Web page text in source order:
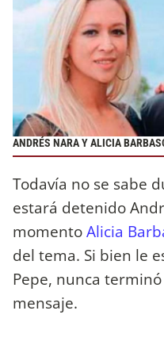
ANDRÉS NARA Y ALICIA
Todavía no se sabe
estará detenido
momentoAlicia
del tema. Si bien le
Pepe, nunca
mensaje.